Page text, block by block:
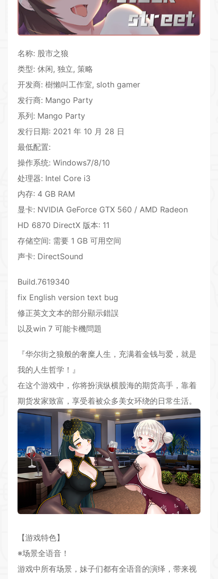
名称: 股市之狼
类型: 休闲, 独立, 策略
开发商: 樹懶叫工作室, sloth gamer
发行商: Mango Party
系列: Mango Party
发行日期: 2021 年 10 月 28 日
最低配置:
操作系统: Windows7/8/10
处理器: Intel Core i3
内存: 4 GB RAM
显卡: NVIDIA GeForce GTX 560 / AMD Radeon
HD 6870 DirectX 版本: 11
存储空间: 需要 1 GB 可用空间
声卡: DirectSound
Build.7619340
fix English version text bug
修正英文文本的部分顯示錯誤
以及win 7 可能卡機問題
『华尔街之狼般的奢糜人生，充满着金钱与爱，就是
我的人生哲学！』
在这个游戏中，你将扮演纵横股海的期货高手，靠着
期货发家致富，享受着被众多美女环绕的日常生活。
【游戏特色】
※场景全语音！
游戏中所有场景，妹子们都有全语音的演绎，带来视